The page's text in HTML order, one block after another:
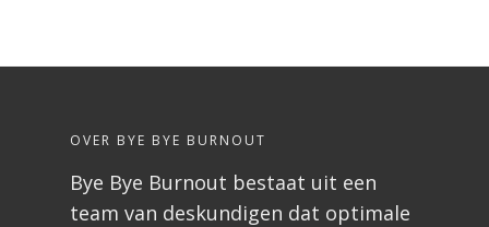
OVER BYE BYE BURNOUT
Bye Bye Burnout bestaat uit een
team van deskundigen dat optimale